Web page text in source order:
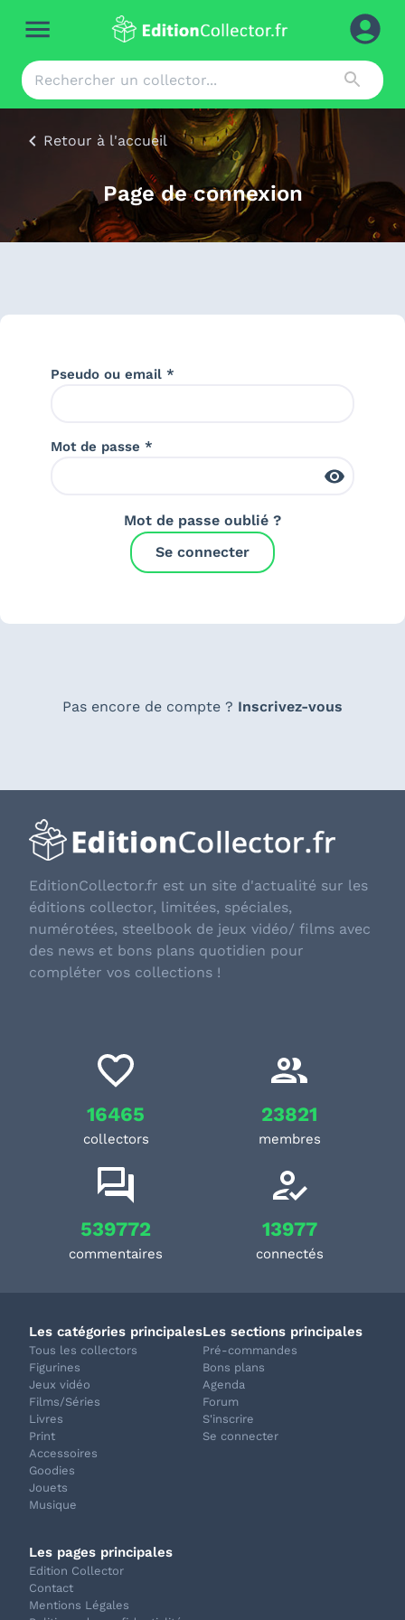
Retour à l'accueil
Page de connexion
Pseudo ou email *
Mot de passe *
Mot de passe oublié ?
Se connecter
Pas encore de compte ? Inscrivez-vous
EditionCollector.fr est un site d'actualité sur les
éditions collector, limitées, spéciales,
numérotées, steelbook de jeux vidéo/ films avec
des news et bons plans quotidien pour
compléter vos collections !
16465
collectors
23821
membres
539772
commentaires
13977
connectés
Les catégories principales
Tous les collectors
Figurines
Jeux vidéo
Films/Séries
Livres
Print
Accessoires
Goodies
Jouets
Musique
Les sections principales
Pré-commandes
Bons plans
Agenda
Forum
S'inscrire
Se connecter
Les pages principales
Edition Collector
Contact
Mentions Légales